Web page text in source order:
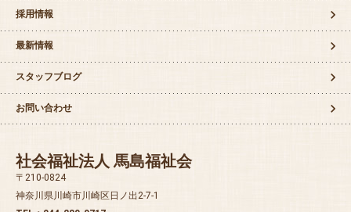
採用情報
最新情報
スタッフブログ
お問い合わせ
社会福祉法人 馬島福祉会
〒210-0824
神奈川県川崎市川崎区日ノ出2-7-1